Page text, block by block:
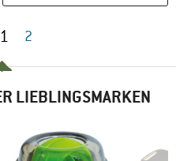
1 2
LIEBLINGSMARKEN